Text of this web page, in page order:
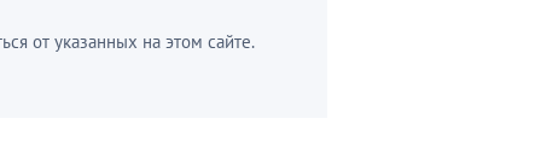
от указанных на этом сайте.